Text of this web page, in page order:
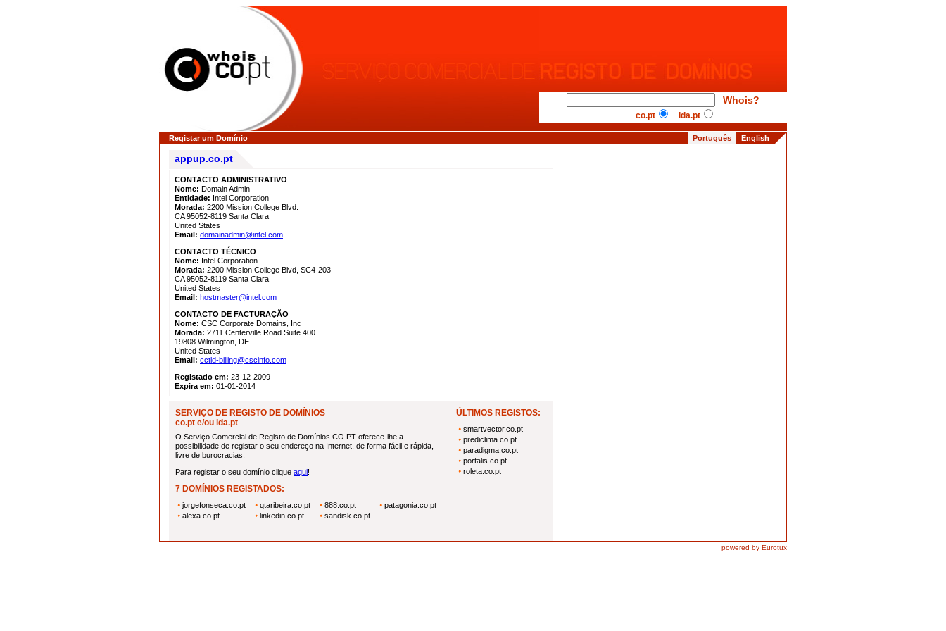
Whois?
co.pt lda.pt
Registar um Domínio Português English
appup.co.pt
CONTACTO ADMINISTRATIVO
Nome: Domain Admin
Entidade: Intel Corporation
Morada: 2200 Mission College Blvd.
CA 95052-8119 Santa Clara
United States
Email: domainadmin@intel.com
CONTACTO TÉCNICO
Nome: Intel Corporation
Morada: 2200 Mission College Blvd, SC4-203
CA 95052-8119 Santa Clara
United States
Email: hostmaster@intel.com
CONTACTO DE FACTURAÇÃO
Nome: CSC Corporate Domains, Inc
Morada: 2711 Centerville Road Suite 400
19808 Wilmington, DE
United States
Email: cctld-billing@cscinfo.com
Registado em: 23-12-2009
Expira em: 01-01-2014
SERVIÇO DE REGISTO DE DOMÍNIOS
co.pt e/ou lda.pt
O Serviço Comercial de Registo de Domínios CO.PT oferece-lhe a
possibilidade de registar o seu endereço na Internet, de forma fácil e rápida,
livre de burocracias.
Para registar o seu domínio clique aqui!
ÚLTIMOS REGISTOS:
smartvector.co.pt
prediclima.co.pt
paradigma.co.pt
portalis.co.pt
roleta.co.pt
7 DOMÍNIOS REGISTADOS:
jorgefonseca.co.pt qtaribeira.co.pt 888.co.pt
patagonia.co.pt
alexa.co.pt
linkedin.co.pt sandisk.co.pt
powered by Eurotux